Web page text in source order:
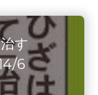
」治す
6